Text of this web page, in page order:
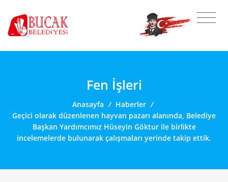
Fen İşleri
Anasayfa / Haberler /
Geçici olarak düzenlenen hayvan pazarı alanında, Belediye
Başkan Yardımcımız Hüseyin Göktur ile birlikte
incelemelerde bulunarak çalışmaları yerinde takip ettik.